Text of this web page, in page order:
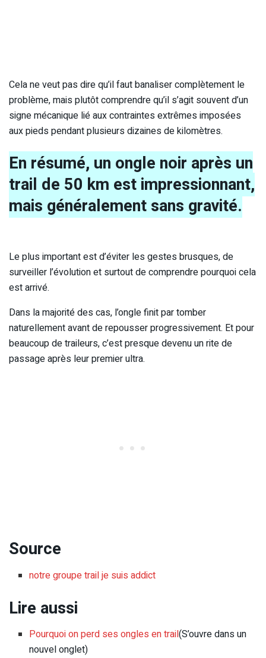
Cela ne veut pas dire qu’il faut banaliser complètement le
problème, mais plutôt comprendre qu’il s’agit souvent d’un
signe mécanique lié aux contraintes extrêmes imposées
aux pieds pendant plusieurs dizaines de kilomètres.
En résumé, un ongle noir après un
trail de 50 km est impressionnant,
mais généralement sans gravité.
Le plus important est d’éviter les gestes brusques, de
surveiller l’évolution et surtout de comprendre pourquoi cela
est arrivé.
Dans la majorité des cas, l’ongle finit par tomber
naturellement avant de repousser progressivement. Et pour
beaucoup de traileurs, c’est presque devenu un rite de
passage après leur premier ultra.
Source
notre groupe trail je suis addict
Lire aussi
Pourquoi on perd ses ongles en trail(S’ouvre dans un
nouvel onglet)